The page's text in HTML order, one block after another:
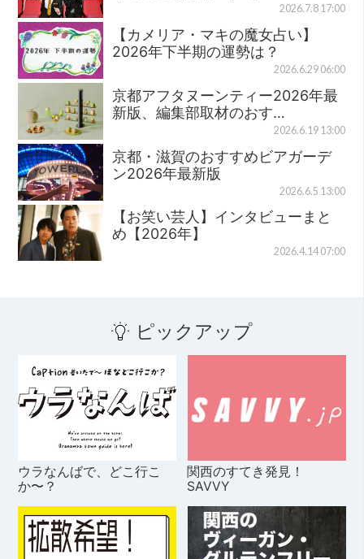
2026.7.8 17:00
【カメリア・マキの魔女占い】
2026年下半期の運勢は？
2026.6.29 06:00
京都アフタヌーンティー2026年最
新版、編集部取材のおす…
2026.6.19 13:00
京都・滋賀のおすすめビアガーデ
ン2026年最新版
2026.6.5 13:00
【お笑い芸人】インタビューまと
め【2026年】
2026.4.14 07:00
ピックアップ
ウラなんばで、どこ行こ
か〜？
関西のすてき発見！
SAVVY